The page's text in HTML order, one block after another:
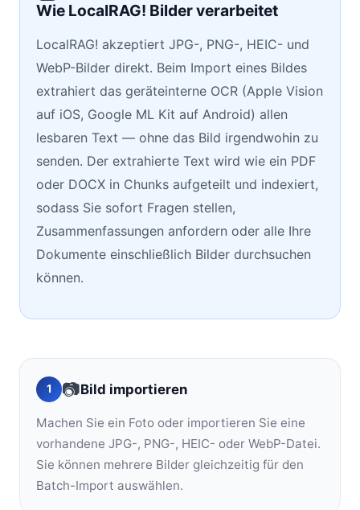
Wie LocalRAG! Bilder verarbeitet
LocalRAG! akzeptiert JPG-, PNG-, HEIC- und
WebP-Bilder direkt. Beim Import eines Bildes
extrahiert das geräteinterne OCR (Apple Vision
auf iOS, Google ML Kit auf Android) allen
lesbaren Text — ohne das Bild irgendwohin zu
senden. Der extrahierte Text wird wie ein PDF
oder DOCX in Chunks aufgeteilt und indexiert,
sodass Sie sofort Fragen stellen,
Zusammenfassungen anfordern oder alle Ihre
Dokumente einschließlich Bilder durchsuchen
können.
1 📷Bild importieren
Machen Sie ein Foto oder importieren Sie eine
vorhandene JPG-, PNG-, HEIC- oder WebP-Datei.
Sie können mehrere Bilder gleichzeitig für den
Batch-Import auswählen.